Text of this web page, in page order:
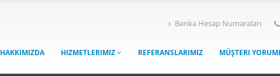
Banka Hesap Numaraları
HAKKIMIZDA HIZMETLERIMIZ REFERANSLARIMIZ MÜŞTERI